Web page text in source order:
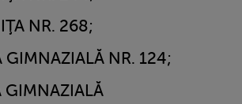
NR. 268;
GIMNAZIALĂ NR. 124;
GIMNAZIALĂ